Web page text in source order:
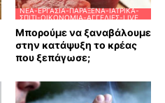
ΝΈΑ-ΕΡΓΑΣΊΑ-ΠΑΡΆΞΕΝΑ-ΙΑΤΡΙΚΆ-
ΣΠΊΤΙ-ΟΙΚΟΝΟΜΊΑ-ΑΓΓΕΛΊΕΣ-LIVE
Μπορούμε να ξαναβάλουμε
στην κατάψυξη το κρέας
που ξεπάγωσε;